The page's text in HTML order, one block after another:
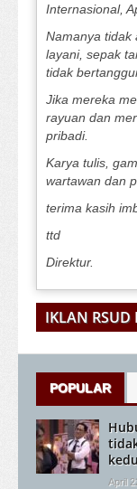
Internasional,
Namanya tidak
layani, sepak
tidak
Jika mereka
rayuan dan
pribadi.
Karya tulis,
wartawan dan
terima kasih
ttd
Direktur.
IKLAN RSUD
POPULAR
April